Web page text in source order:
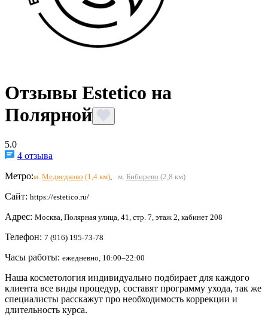
Отзывы Estetico на
Полярной
5.0
4 отзыва
Метро:м. Медведково (1,4 км) м. Бибирево (2,8 км)
Сайт: https://estetico.ru/
Адрес: Москва, Полярная улица, 41, стр. 7, этаж 2, кабинет 208
Телефон: 7 (916) 195-73-78
Часы работы: ежедневно, 10:00–22:00
Наша косметология индивидуально подбирает для каждого
клиента все виды процедур, составят программу ухода, так же
специалисты расскажут про необходимость коррекции и
длительность курса.